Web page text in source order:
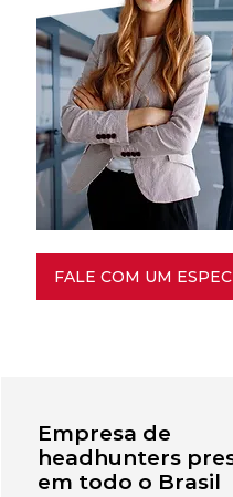
FALE COM UM
Empresa de
headhunters
em todo o Brasil